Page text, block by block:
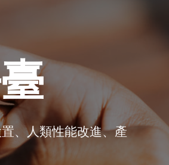
、人類性能改進、產